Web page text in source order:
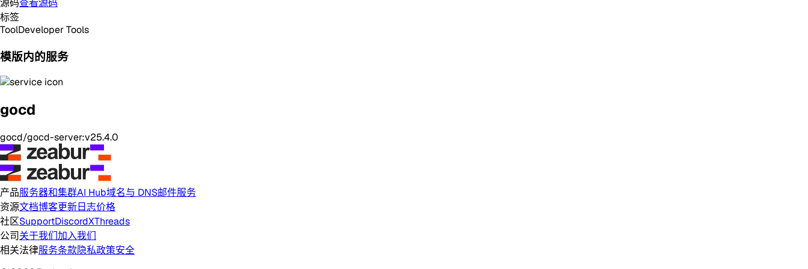
源码查看源码
标签
ToolDeveloper Tools
模版内的服务
gocd
gocd/gocd-server:v25.4.0
产品服务器和集群AI Hub域名与 DNS邮件服务
资源文档博客更新日志价格
社区SupportDiscordXThreads
公司关于我们加入我们
相关法律服务条款隐私政策安全